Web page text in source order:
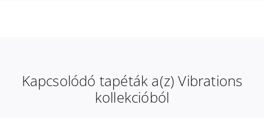
Kapcsolódó tapéták a(z) Vibrations
kollekcióból